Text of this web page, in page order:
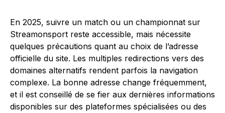
En 2025, suivre un match ou un championnat sur
Streamonsport reste accessible, mais nécessite
quelques précautions quant au choix de l’adresse
officielle du site. Les multiples redirections vers des
domaines alternatifs rendent parfois la navigation
complexe. La bonne adresse change fréquemment,
et il est conseillé de se fier aux dernières informations
disponibles sur des plateformes spécialisées ou des